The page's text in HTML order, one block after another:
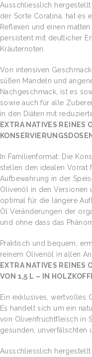
Ausschliesslich
der Sorte Coratina, hat es
Reflexen und einen
persistent mit deutlicher
Kräuternoten.
Von intensiven
süßen Mandeln und
Nachgeschmack, ist es
sowie auch für alle
in den Diäten mit
EXTRA NATIVES REINES
In Familienformat: Die
stellen den idealen Vorrat
Aufbewahrung in der
Olivenöl in den Versionen
optimal für die längere
Öl Veränderungen der
und ohne dass das
Praktisch und bequem,
reinem Olivenöl in allen
EXTRA NATIVES REINES
VON 1,5 L – IN
Ein exklusives, wertvolles
Es handelt sich um ein
von Olivenfruchtfleisch in
gesunden, unverfälschten
Ausschliesslich